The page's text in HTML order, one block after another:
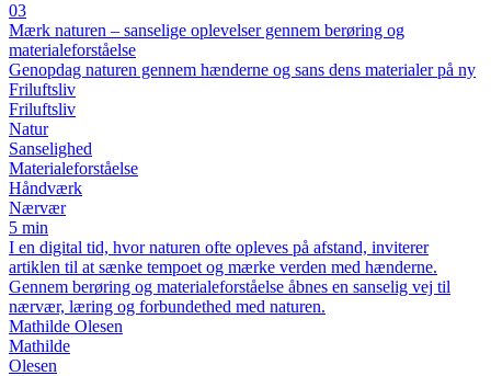
03
Mærk naturen – sanselige oplevelser gennem berøring og
materialeforståelse
Genopdag naturen gennem hænderne og sans dens materialer på ny
Friluftsliv
Friluftsliv
Natur
Sanselighed
Materialeforståelse
Håndværk
Nærvær
5 min
I en digital tid, hvor naturen ofte opleves på afstand, inviterer
artiklen til at sænke tempoet og mærke verden med hænderne.
Gennem berøring og materialeforståelse åbnes en sanselig vej til
nærvær, læring og forbundethed med naturen.
Mathilde Olesen
Mathilde
Olesen